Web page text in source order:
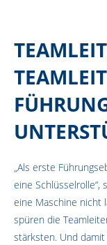
„Als erste
eine Schlüsselrolle“,
eine Maschine nicht
spüren die
stärksten. Und